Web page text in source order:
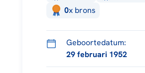
0x brons
Geboortedatum:
29 februari 1952